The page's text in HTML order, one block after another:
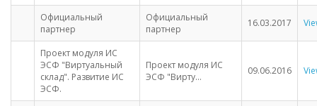
Официальный
партнер
Официальный
партнер
16.03.2017
Проект модуля ИС
ЭСФ "Виртуальный
склад". Развитие ИС
ЭСФ.
Проект модуля ИС
ЭСФ "Вирту...
09.06.2016